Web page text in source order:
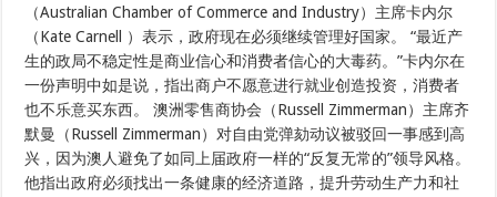
（Australian Chamber of Commerce and Industry）主席卡内尔
（Kate Carnell ）表示，政府现在必须继续管理好国家。 “最近产
生的政局不稳定性是商业信心和消费者信心的大毒药。”卡内尔在
一份声明中如是说，指出商户不愿意进行就业创造投资，消费者
也不乐意买东西。 澳洲零售商协会（Russell Zimmerman）主席齐
默曼（Russell Zimmerman）对自由党弹劾动议被驳回一事感到高
兴，因为澳人避免了如同上届政府一样的“反复无常的”领导风格。
他指出政府必须找出一条健康的经济道路，提升劳动生产力和社